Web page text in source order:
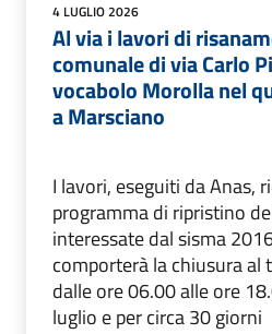
4 LUGLIO 2026
Al via i lavori di
comunale di via Carlo
vocabolo Morolla nel
a Marsciano
I lavori, eseguiti da Anas,
programma di ripristino
interessate dal sisma
comporterà la chiusura al
dalle ore 06.00 alle ore
luglio e per circa 30 giorni